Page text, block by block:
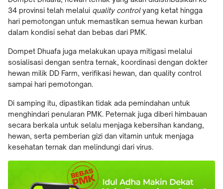
34 provinsi telah melalui quality controlyang ketat hingga
hari pemotongan untuk memastikan semua hewan kurban
dalam kondisi sehat dan bebas dari PMK.
Dompet Dhuafa juga melakukan upaya mitigasi melalui
sosialisasi dengan sentra ternak, koordinasi dengan dokter
hewan milik DD Farm, verifikasi hewan, dan quality control
sampai hari pemotongan.
Di samping itu, dipastikan tidak ada pemindahan untuk
menghindari penularan PMK. Peternak juga diberi himbauan
secara berkala untuk selalu menjaga kebersihan kandang,
hewan, serta pemberian gizi dan vitamin untuk menjaga
kesehatan ternak dan melindungi dari virus.